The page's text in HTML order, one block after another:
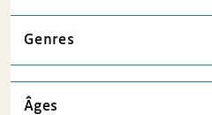
Genres
Âges